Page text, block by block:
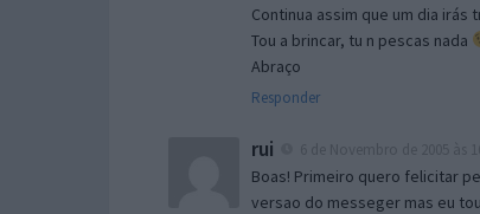
Continua assim que um dia irás
Tou a brincar, tu n pescas nada
Abraço
Responder
rui
Boas! Primeiro quero felicitar
versao do messeger mas eu